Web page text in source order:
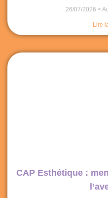
26/07/2026
Lire
CAP Esthétique :